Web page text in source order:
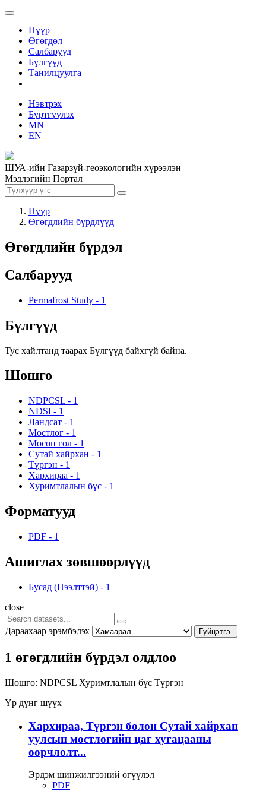
Нүүр
Өгөгдөл
Салбарууд
Бүлгүүд
Танилцуулга
Нэвтрэх
Бүртгүүлэх
MN
EN
ШУА-ийн Газарзүй-геоэкологийн хүрээлэн
Мэдлэгийн Портал
Нүүр
Өгөгдлийн бүрдлүүд
Өгөгдлийн бүрдэл
Салбарууд
Permafrost Study - 1
Бүлгүүд
Тус хайлтанд таарах Бүлгүүд байхгүй байна.
Шошго
NDPCSL - 1
NDSI - 1
Ландсат - 1
Мөстлөг - 1
Мөсөн гол - 1
Сутай хайрхан - 1
Түргэн - 1
Хархираа - 1
Хуримтлалын бүс - 1
Форматууд
PDF - 1
Ашиглах зөвшөөрлүүд
Бусад (Нээлттэй) - 1
close
Дараахаар эрэмбэлэх Гүйцэтгэ.
1 өгөгдлийн бүрдэл олдлоо
Шошго: NDPCSL Хуримтлалын бүс Түргэн
Үр дүнг шүүх
Хархираа, Түргэн болон Сутай хайрхан
уулсын мөстлөгийн цаг хугацааны
өөрчлөлт...
Эрдэм шинжилгээний өгүүлэл
PDF